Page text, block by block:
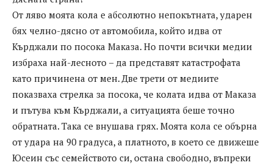
От ляво моята кола е абсолютно непокътната, ударен
бях челно-дясно от автомобила, който идва от
Кърджали по посока Маказа. Но почти всички медии
избраха най-лесното – да представят катастрофата
като причинена от мен. Две трети от медиите
показваха стрелка за посока, че колата идва от Маказа
и пътува към Кърджали, а ситуацията беше точно
обратната. Така се внушава грях. Моята кола се обърна
от удара на 90 градуса, а платното, в което се движеше
Юсеин със семейството си, остана свободно, въпреки